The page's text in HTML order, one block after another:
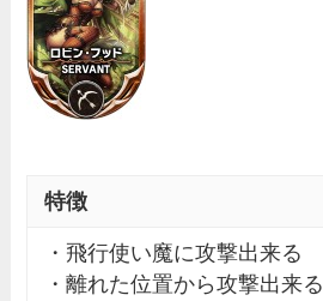
特徴
・飛行使い魔に攻撃出来る
・離れた位置から攻撃出来る